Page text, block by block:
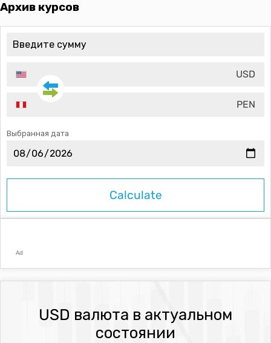
Архив курсов
USD
PEN
Выбранная дата
Ad
USD валюта в актуальном
состоянии